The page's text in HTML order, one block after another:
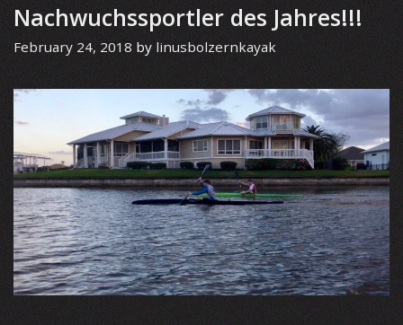
Nachwuchssportler des Jahres!!!
February 24, 2018 by linusbolzernkayak